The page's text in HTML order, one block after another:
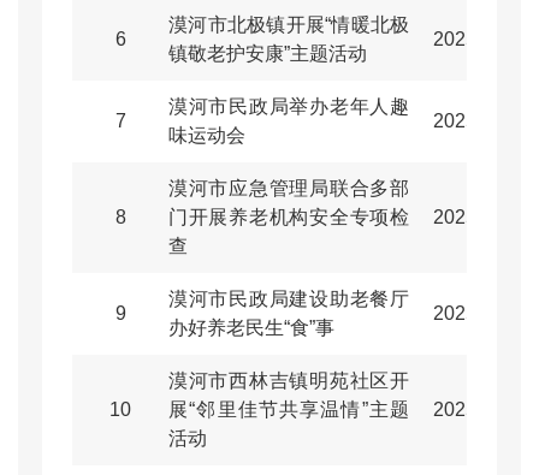
6
漠河市北极镇开展“情暖北极
镇敬老护安康”主题活动
2025-10-23
7
漠河市民政局举办老年人趣
味运动会
2025-09-05
8
漠河市应急管理局联合多部
门开展养老机构安全专项检
查​
2025-08-15
9
漠河市民政局建设助老餐厅
办好养老民生“食”事
2025-07-17
10
漠河市西林吉镇明苑社区开
展“邻里佳节共享温情”主题
活动
2025-07-03